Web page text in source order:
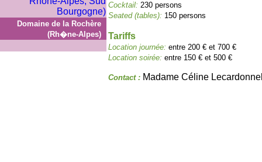
Domaine de la Rochère
(Rh�ne-Alpes)
Cocktail: 230 persons
Seated (tables): 150 persons
Tariffs
Location journée: entre 200 € et 700 €
Location soirée: entre 150 € et 500 €
Contact : Madame Céline